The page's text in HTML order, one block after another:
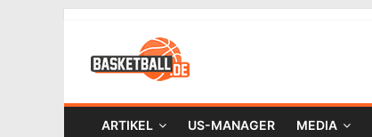
ARTIKEL US-MANAGER MEDIA